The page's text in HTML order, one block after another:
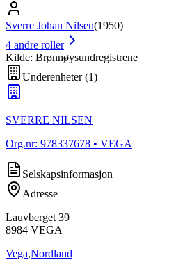
Sverre Johan Nilsen(1950)
4 andre roller
Kilde: Brønnøysundregistrene
Underenheter(1)
SVERRE NILSEN
Org.nr: 978337678 • VEGA
Selskapsinformasjon
Adresse
Lauvberget 39
8984 VEGA
Vega,Nordland